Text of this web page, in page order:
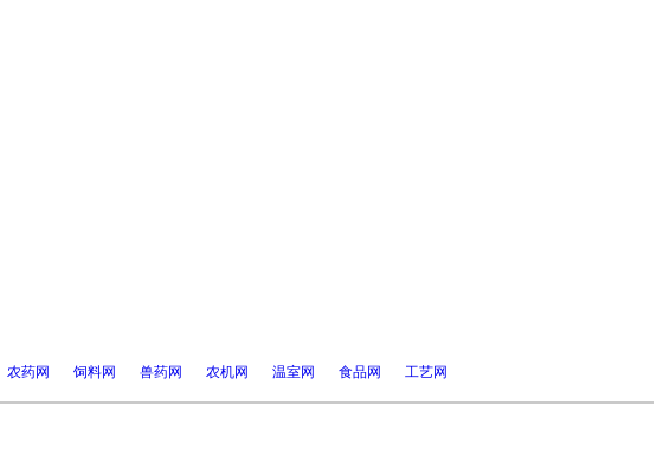
农药网 饲料网 兽药网 农机网 温室网 食品网 工艺网